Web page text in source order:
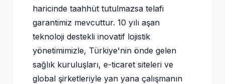
haricinde taahhüt tutulmazsa telafi
garantimiz mevcuttur. 10 yılı aşan
teknoloji destekli inovatif lojistik
yönetimimizle, Türkiye'nin önde gelen
sağlık kuruluşları, e-ticaret siteleri ve
global şirketleriyle yan yana çalışmanın